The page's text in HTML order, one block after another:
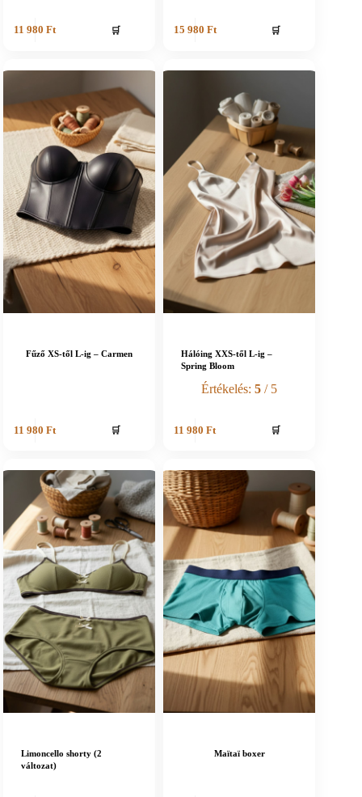
11 980Ft 🛒 15 980 Ft 🛒
Fűző XS-től L-ig – Carmen
11 980Ft 🛒
Hálóing XXS-től L-ig –
Spring Bloom
Értékelés:5 / 5
11 980Ft 🛒
Limoncello shorty (2
változat)
Maïtaï boxer